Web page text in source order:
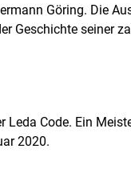
Göring. Die
Geschichte seiner
Code. Ein
2020.